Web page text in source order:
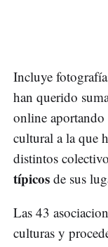
Incluye
han querido
online aportando
cultural a la que
distintos
típicos de sus
Las 43
culturas y